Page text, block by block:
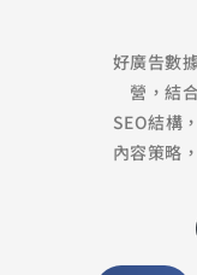
好廣告數
營，結
SEO結構
內容策略